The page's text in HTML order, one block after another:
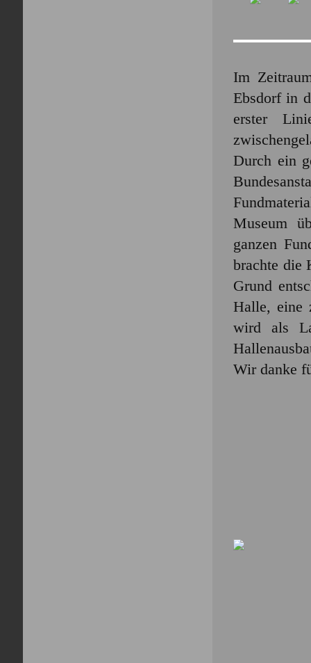
Im
Ebsdorf in
erster
Durch ein
Museum
ganzen
brachte die
Grund
Halle, eine
wird als
Wir danke